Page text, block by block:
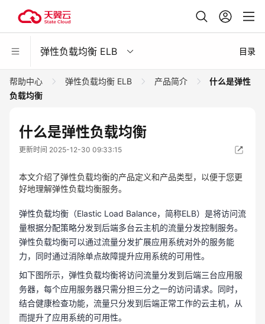
弹性负载均衡 ELB 目录
帮助中心 弹性负载均衡 ELB 产品简介
什么是弹性
负载均衡
什么是弹性负载均衡
更新时间 2025-12-30 09:33:15
本文介绍了弹性负载均衡的产品定义和产品类型，以便于您更
好地理解弹性负载均衡服务。
弹性负载均衡（Elastic Load Balance，简称ELB）是将访问流
量根据分配策略分发到后端多台云主机的流量分发控制服务。
弹性负载均衡可以通过流量分发扩展应用系统对外的服务能
力，同时通过消除单点故障提升应用系统的可用性。
如下图所示，弹性负载均衡将访问流量分发到后端三台应用服
务器，每个应用服务器只需分担三分之一的访问请求。同时，
结合健康检查功能，流量只分发到后端正常工作的云主机，从
而提升了应用系统的可用性。